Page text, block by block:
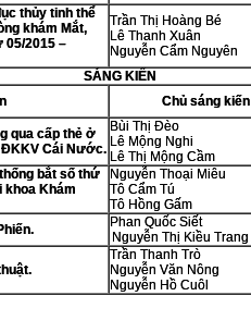
thủy tinh thể
khám Mắt,
05/2015 –
Trần Thị Hoàng Bé
Lê Thanh Xuân
Nguyễn Cẩm Nguyên
SÁNG KIẾN
Chủ sáng kiến
qua cấp thẻ ở
ĐKKV Cái Nước.
Bùi Thị Đèo
Lê Mộng Nghi
Lê Thị Mộng Cầm
bắt số thứ
khoa Khám
Nguyễn Thoại Miêu
Tô Cẩm Tú
Tô Hồng Gấm
Phan Quốc Siết
Nguyễn Thị Kiều Trang
Trần Thanh Trò
Nguyễn Văn Nông
Nguyễn Hồ Cuôl